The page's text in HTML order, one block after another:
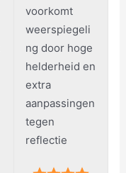
voorkomt
weerspiegeli
ng door hoge
helderheid en
extra
aanpassingen
tegen
reflectie